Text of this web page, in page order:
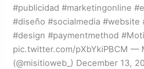
#publicidad #marketingonline
#diseño #socialmedia #website
#design #paymentmethod
pic.twitter.com/pXbYkiPBCM —
(@misitioweb_) December 13,